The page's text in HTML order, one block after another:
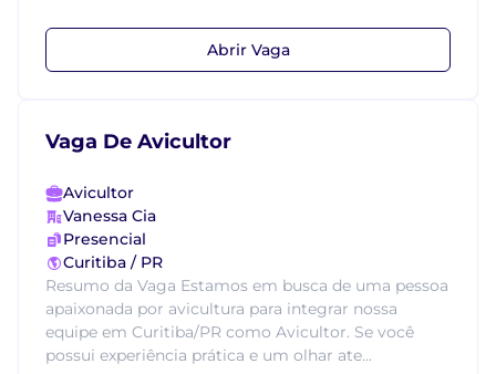
Abrir Vaga
Vaga De Avicultor
Avicultor
Vanessa Cia
Presencial
Curitiba / PR
Resumo da Vaga Estamos em busca de uma pessoa
apaixonada por avicultura para integrar nossa
equipe em Curitiba/PR como Avicultor. Se você
possui experiência prática e um olhar ate...